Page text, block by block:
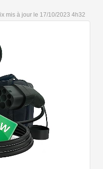
réglable jusqu'à 22
5 ou 7 mètres de long.
d'énergie Wallbox
courant, les surprises
charger votre VE avec
17/10/2023 4h32